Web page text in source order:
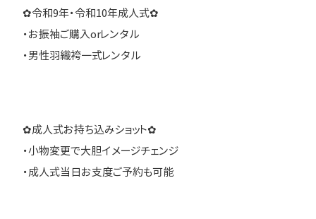
✿令和9年・令和10年成人式✿
・お振袖ご購入orレンタル
・男性羽織袴一式レンタル
✿成人式お持ち込みショット✿
・小物変更で大胆イメージチェンジ
・成人式当日お支度ご予約も可能